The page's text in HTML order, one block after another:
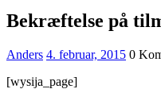
Bekræftelse på
Anders 4. februar, 2015 0
[wysija_page]